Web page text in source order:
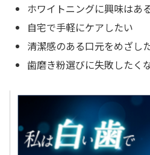
ホワイトニングに興味はあ
自宅で手軽にケアしたい
清潔感のある口元をめざし
歯磨き粉選びに失敗したく